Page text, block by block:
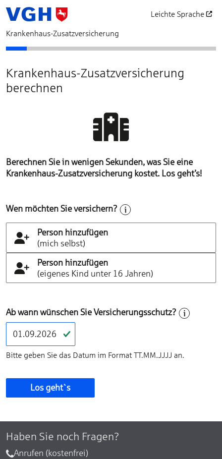
Leichte Sprache
Krankenhaus-Zusatzversicherung
Bedarfsermittlung
Schutz auswählen
Unser Vorschlag für Ihre Krankenversicherung
Beratungsverzicht
Antragsfragen
Personendaten
ZahlungsdatenBeantragen
Krankenhaus-Zusatzversicherung
berechnen
Berechnen Sie in wenigen Sekunden, was Sie eine
Krankenhaus-Zusatzversicherung kostet. Los geht’s!
Wen möchten Sie versichern?
Person hinzufügen
(mich selbst)
Person hinzufügen
(eigenes Kind unter 16 Jahren)
Ab wann wünschen Sie Versicherungsschutz?
Bitte geben Sie das Datum im Format TT.MM.JJJJ an.
Los geht`s
Haben Sie noch Fragen?
Anrufen (kostenfrei)